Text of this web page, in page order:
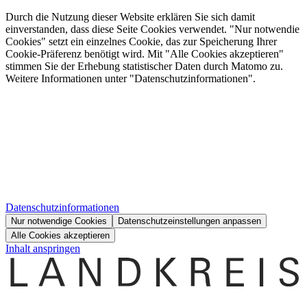
Durch die Nutzung dieser Website erklären Sie sich damit
einverstanden, dass diese Seite Cookies verwendet. "Nur notwendie
Cookies" setzt ein einzelnes Cookie, das zur Speicherung Ihrer
Cookie-Präferenz benötigt wird. Mit "Alle Cookies akzeptieren"
stimmen Sie der Erhebung statistischer Daten durch Matomo zu.
Weitere Informationen unter "Datenschutzinformationen".
Datenschutzinformationen
Nur notwendige Cookies
Datenschutzeinstellungen anpassen
Alle Cookies akzeptieren
Inhalt anspringen